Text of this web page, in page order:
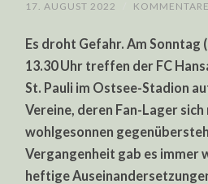
17. AUGUST 2022
Es droht Gefahr. Am Sonntag
13.30 Uhr treffen der FC
St. Pauli im Ostsee-Stadion
Vereine, deren Fan-Lager
wohlgesonnen
Vergangenheit gab es immer
heftige